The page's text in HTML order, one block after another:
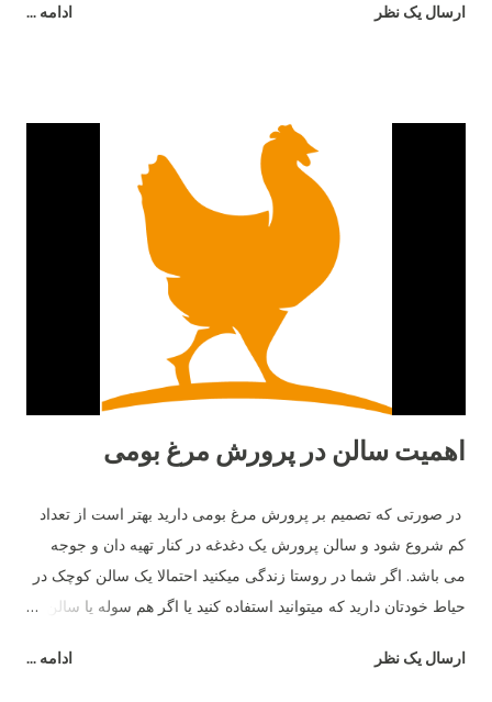
باشد 10- تميز و راحت بوده و گرد و غبار ناشي از آن كم باشد 11- به
گرم نگه نمیدارد. در صورت استفاده نوع آج دار بهتر است پوشال برنج
این نوع بستر در مناطق شمالی بیشتر استفاده می شود. تراشه چوب
بهترین نوع بستر بهتر است از خرده چوب استفاده شود. استفاده توام
پوشال برنج و رول روی رول جوجه ها راحت تر دان استفاده میکنند.
ارسال یک نظر ادامه ...
اهمیت سالن در پرورش مرغ بومی
در صورتی که تصمیم بر پرورش مرغ بومی دارید بهتر است از تعداد
کم شروع شود و سالن پرورش یک دغدغه در کنار تهیه دان و جوجه
می باشد. اگر شما در روستا زندگی میکنید احتمالا یک سالن کوچک در
حیاط خودتان دارید که میتوانید استفاده کنید یا اگر هم سوله یا سالن
یا دوسال ساخت سالن با اجاره برابری خواهد کرد. اگر در شهر
ارسال یک نظر ادامه ...